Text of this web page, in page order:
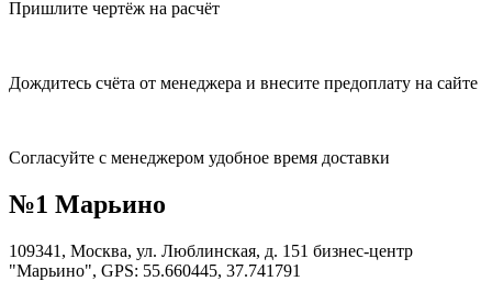
Пришлите чертёж на расчёт
Дождитесь счёта от менеджера и внесите предоплату на сайте
Согласуйте с менеджером удобное время доставки
№1 Марьино
109341, Москва, ул. Люблинская, д. 151 бизнес-центр
"Марьино", GPS: 55.660445, 37.741791